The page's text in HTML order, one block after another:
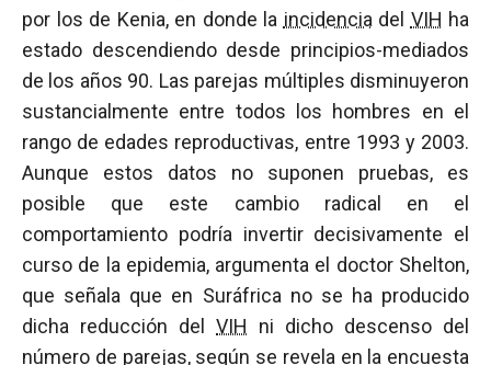
por los de Kenia, en donde la incidencia del VIH ha
estado descendiendo desde principios-mediados
de los años 90. Las parejas múltiples disminuyeron
sustancialmente entre todos los hombres en el
rango de edades reproductivas, entre 1993 y 2003.
Aunque estos datos no suponen pruebas, es
posible que este cambio radical en el
comportamiento podría invertir decisivamente el
curso de la epidemia, argumenta el doctor Shelton,
que señala que en Suráfrica no se ha producido
dicha reducción del VIH ni dicho descenso del
número de parejas, según se revela en la encuesta